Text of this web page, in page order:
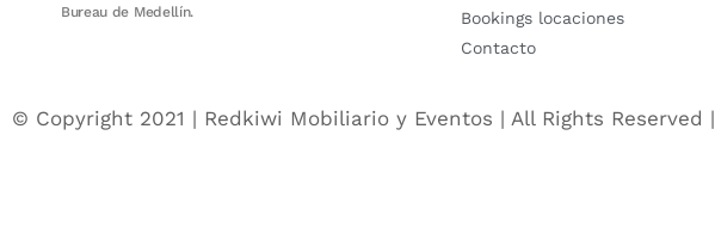
Bureau de Medellín.
Bookings locaciones
Contacto
© Copyright 2021 | Redkiwi Mobiliario y Eventos | All Rights Reserved |